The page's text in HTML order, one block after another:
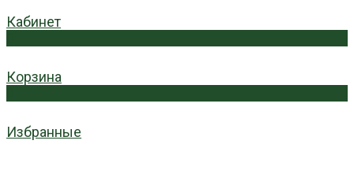
Кабинет
Корзина
Избранные